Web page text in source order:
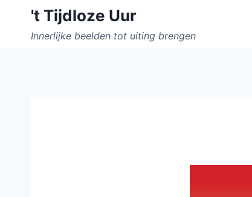
Doorgaan
inhoud
't Tijdloze Uur
Innerlijke beelden tot uiting brengen